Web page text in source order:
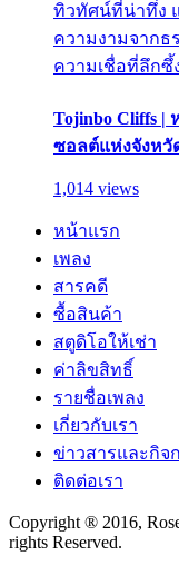
ทิวทัศน์ที่น่าทึ่ง
ความงามจากธ
ความเชื่อที่ลึกซึ้
Tojinbo Cliffs
ซอลต์แห่งจังห
1,014 views
หน้าแรก
เพลง
สารคดี
ซื้อสินค้า
สตูดิโอให้เช่า
ค่าลิขสิทธิ์
รายชื่อเพลง
เกี่ยวกับเรา
ข่าวสารและกิจ
ติดต่อเรา
Copyright ® 2016,
rights Reserved.